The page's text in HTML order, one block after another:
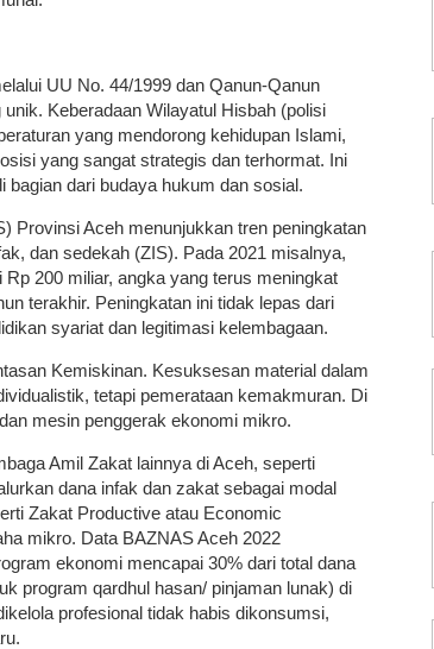
UU No. 44/1999 dan Qanun-Qanun
Keberadaan Wilayatul Hisbah (polisi
yang mendorong kehidupan Islami,
yang sangat strategis dan terhormat. Ini
bagian dari budaya hukum dan sosial.
Provinsi Aceh menunjukkan tren peningkatan
dan sedekah (ZIS). Pada 2021 misalnya,
200 miliar, angka yang terus meningkat
terakhir. Peningkatan ini tidak lepas dari
syariat dan legitimasi kelembagaan.
Kemiskinan. Kesuksesan material dalam
tetapi pemerataan kemakmuran. Di
mesin penggerak ekonomi mikro.
Amil Zakat lainnya di Aceh, seperti
dana infak dan zakat sebagai modal
Zakat Productive atau Economic
mikro. Data BAZNAS Aceh 2022
ekonomi mencapai 30% dari total dana
program qardhul hasan/ pinjaman lunak) di
profesional tidak habis dikonsumsi,